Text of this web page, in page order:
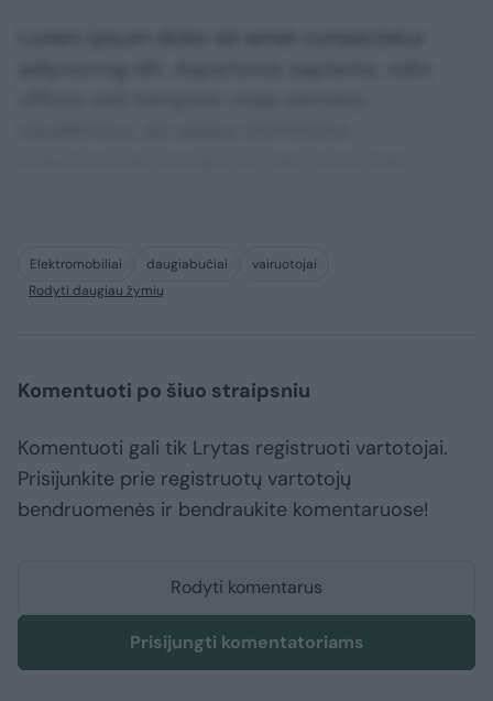
Elektromobiliai daugiabučiai
vairuotojai
Rodyti daugiau žymių
Komentuoti po šiuo straipsniu
Komentuoti gali tik Lrytas registruoti vartotojai.
Prisijunkite prie registruotų vartotojų
bendruomenės ir bendraukite komentaruose!
Rodyti komentarus
Prisijungti komentatoriams